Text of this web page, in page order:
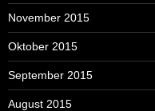
November 2015
Oktober 2015
September 2015
August 2015